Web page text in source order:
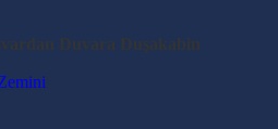
Duvara Duşakabin